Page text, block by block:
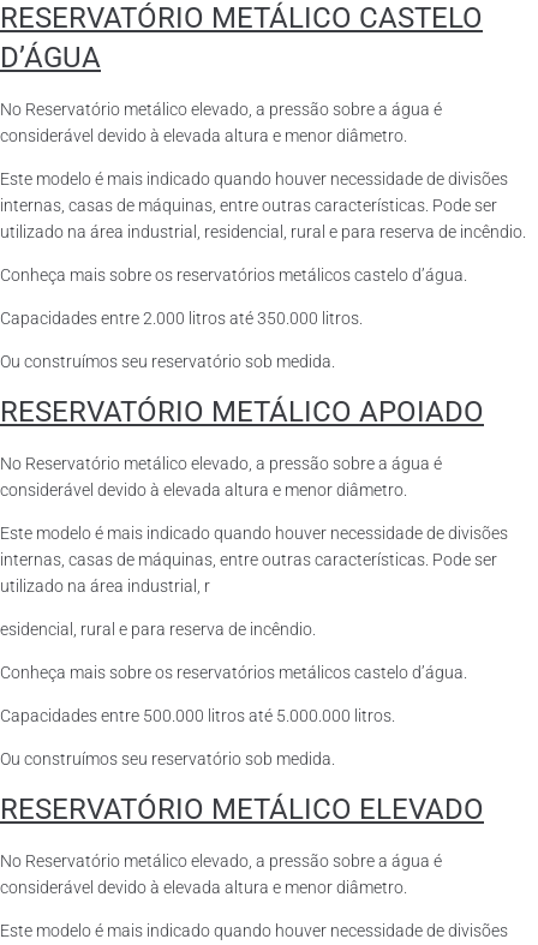
RESERVATÓRIO METÁLICO CASTELO
D’ÁGUA
No Reservatório metálico elevado, a pressão sobre a água é
considerável devido à elevada altura e menor diâmetro.
Este modelo é mais indicado quando houver necessidade de divisões
internas, casas de máquinas, entre outras características. Pode ser
utilizado na área industrial, residencial, rural e para reserva de incêndio.
Conheça mais sobre os reservatórios metálicos castelo d’água.
Capacidades entre 2.000 litros até 350.000 litros.
Ou construímos seu reservatório sob medida.
RESERVATÓRIO METÁLICO APOIADO
No Reservatório metálico elevado, a pressão sobre a água é
considerável devido à elevada altura e menor diâmetro.
Este modelo é mais indicado quando houver necessidade de divisões
internas, casas de máquinas, entre outras características. Pode ser
utilizado na área industrial, r
esidencial, rural e para reserva de incêndio.
Conheça mais sobre os reservatórios metálicos castelo d’água.
Capacidades entre 500.000 litros até 5.000.000 litros.
Ou construímos seu reservatório sob medida.
RESERVATÓRIO METÁLICO ELEVADO
No Reservatório metálico elevado, a pressão sobre a água é
considerável devido à elevada altura e menor diâmetro.
Este modelo é mais indicado quando houver necessidade de divisões